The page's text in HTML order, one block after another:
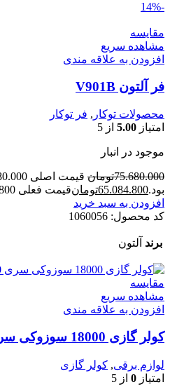
-14%
مقایسه
مشاهده سریع
افزودن به علاقه مندی
فر آلتون V901B
محصولات توکار , فر توکار
امتیاز 5.00 از 5
موجود در انبار
75.680.000تومان
بود.65.084.800تومانقیمت فعلی 65.084.800تومان است.
افزودن به سبد خرید
کد محصول: 1060056
برند آلتون
مقایسه
مشاهده سریع
افزودن به علاقه مندی
کولر گازی 18000 سوزوکی سری 18H410 سرد و گرم
لوازم برقی, کولر گازی
امتیاز 0 از 5